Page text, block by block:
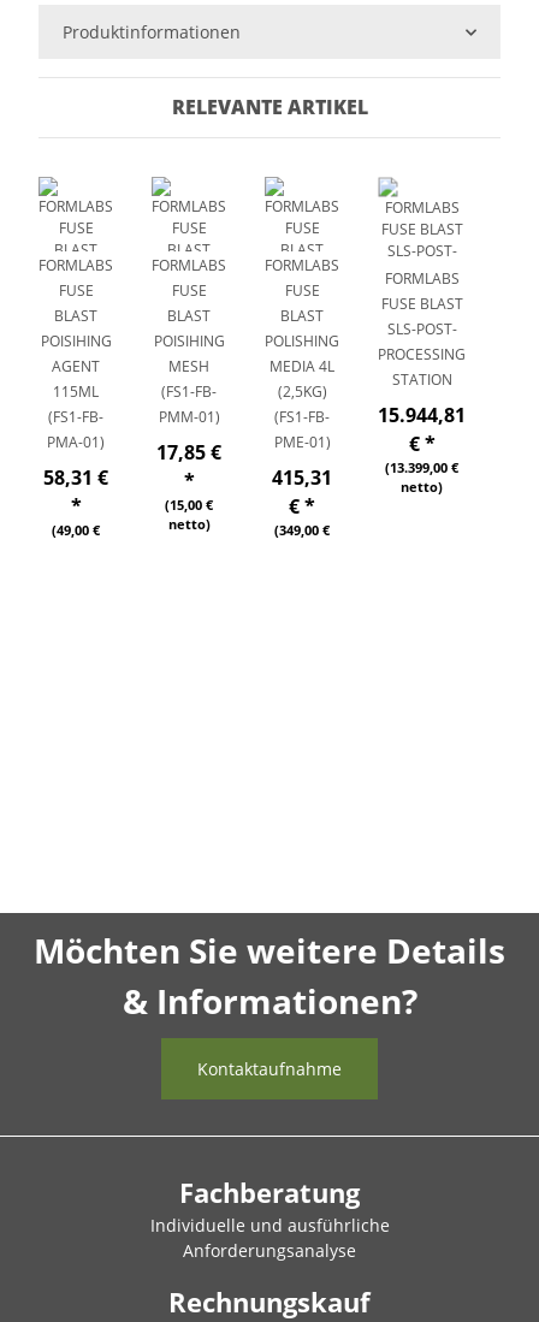
Produktinformationen
RELEVANTE ARTIKEL
FORMLABS
FUSE
BLAST
POISIHING
AGENT
115ML
(FS1-FB-
PMA-01)
58,31 €
*
(49,00 €
FORMLABS
FUSE
BLAST
POISIHING
MESH
(FS1-FB-
PMM-01)
17,85 €
*
(15,00 €
netto)
FORMLABS
FUSE
BLAST
POLISHING
MEDIA 4L
(2,5KG)
(FS1-FB-
PME-01)
415,31
€*
(349,00 €
FORMLABS
FUSE BLAST
SLS-POST-
PROCESSING
STATION
15.944,81
€*
(13.399,00 €
netto)
Möchten Sie weitere Details
& Informationen?
Kontaktaufnahme
Fachberatung
Individuelle und ausführliche
Anforderungsanalyse
Rechnungskauf